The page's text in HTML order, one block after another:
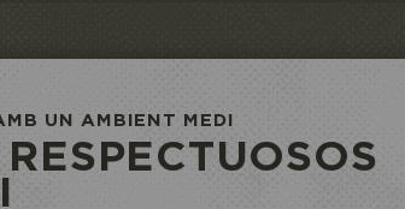
UN AMBIENT MEDI